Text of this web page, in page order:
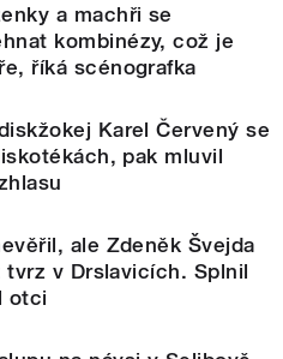
a machři se
kombinézy, což je
říká scénografka
Karel Červený se
pak mluvil
ale Zdeněk Švejda
tvrz v Drslavicích. Splnil
otci